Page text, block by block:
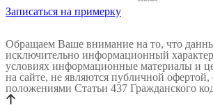
Записаться на примерку
Обращаем Ваше внимание на то, что
исключительно информационный
условиях информационные материалы и
на сайте, не являются публичной офертой,
положениями Статьи 437 Гражданского